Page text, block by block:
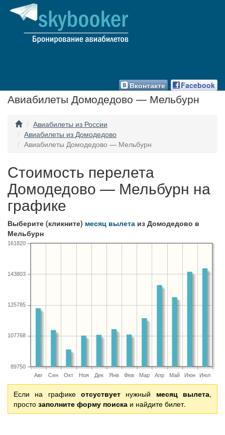
Facebook
Вконтакте
Авиабилеты Домодедово — Мельбурн
Авиабилеты из России
Авиабилеты из Домодедово
Авиабилеты Домодедово — Мельбурн
Стоимость перелета
Домодедово — Мельбурн на
графике
Выберите (кликните) месяц вылета из Домодедово в
Мельбурн
Авг Сен Окт Ноя Дек Янв Фев Мар Апр Май Июн Июл
89750
107768
125785
143803
161820
Если на графике отсуствует нужный месяц вылета,
простозаполните форму поиска и найдите билет.